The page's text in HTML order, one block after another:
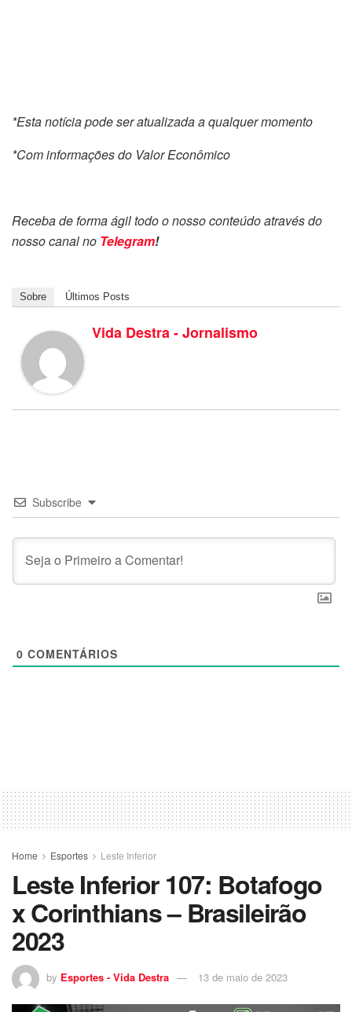
*Esta notícia pode ser atualizada a qualquer momento
*Com informações do Valor Econômico
Receba de forma ágil todo o nosso conteúdo através do
nosso canal no Telegram!
Sobre Últimos Posts
Vida Destra - Jornalismo
Subscribe
0 COMENTÁRIOS
Home Esportes Leste Inferior
Leste Inferior 107: Botafogo
x Corinthians – Brasileirão
2023
by Esportes - Vida Destra 13 de maio de 2023